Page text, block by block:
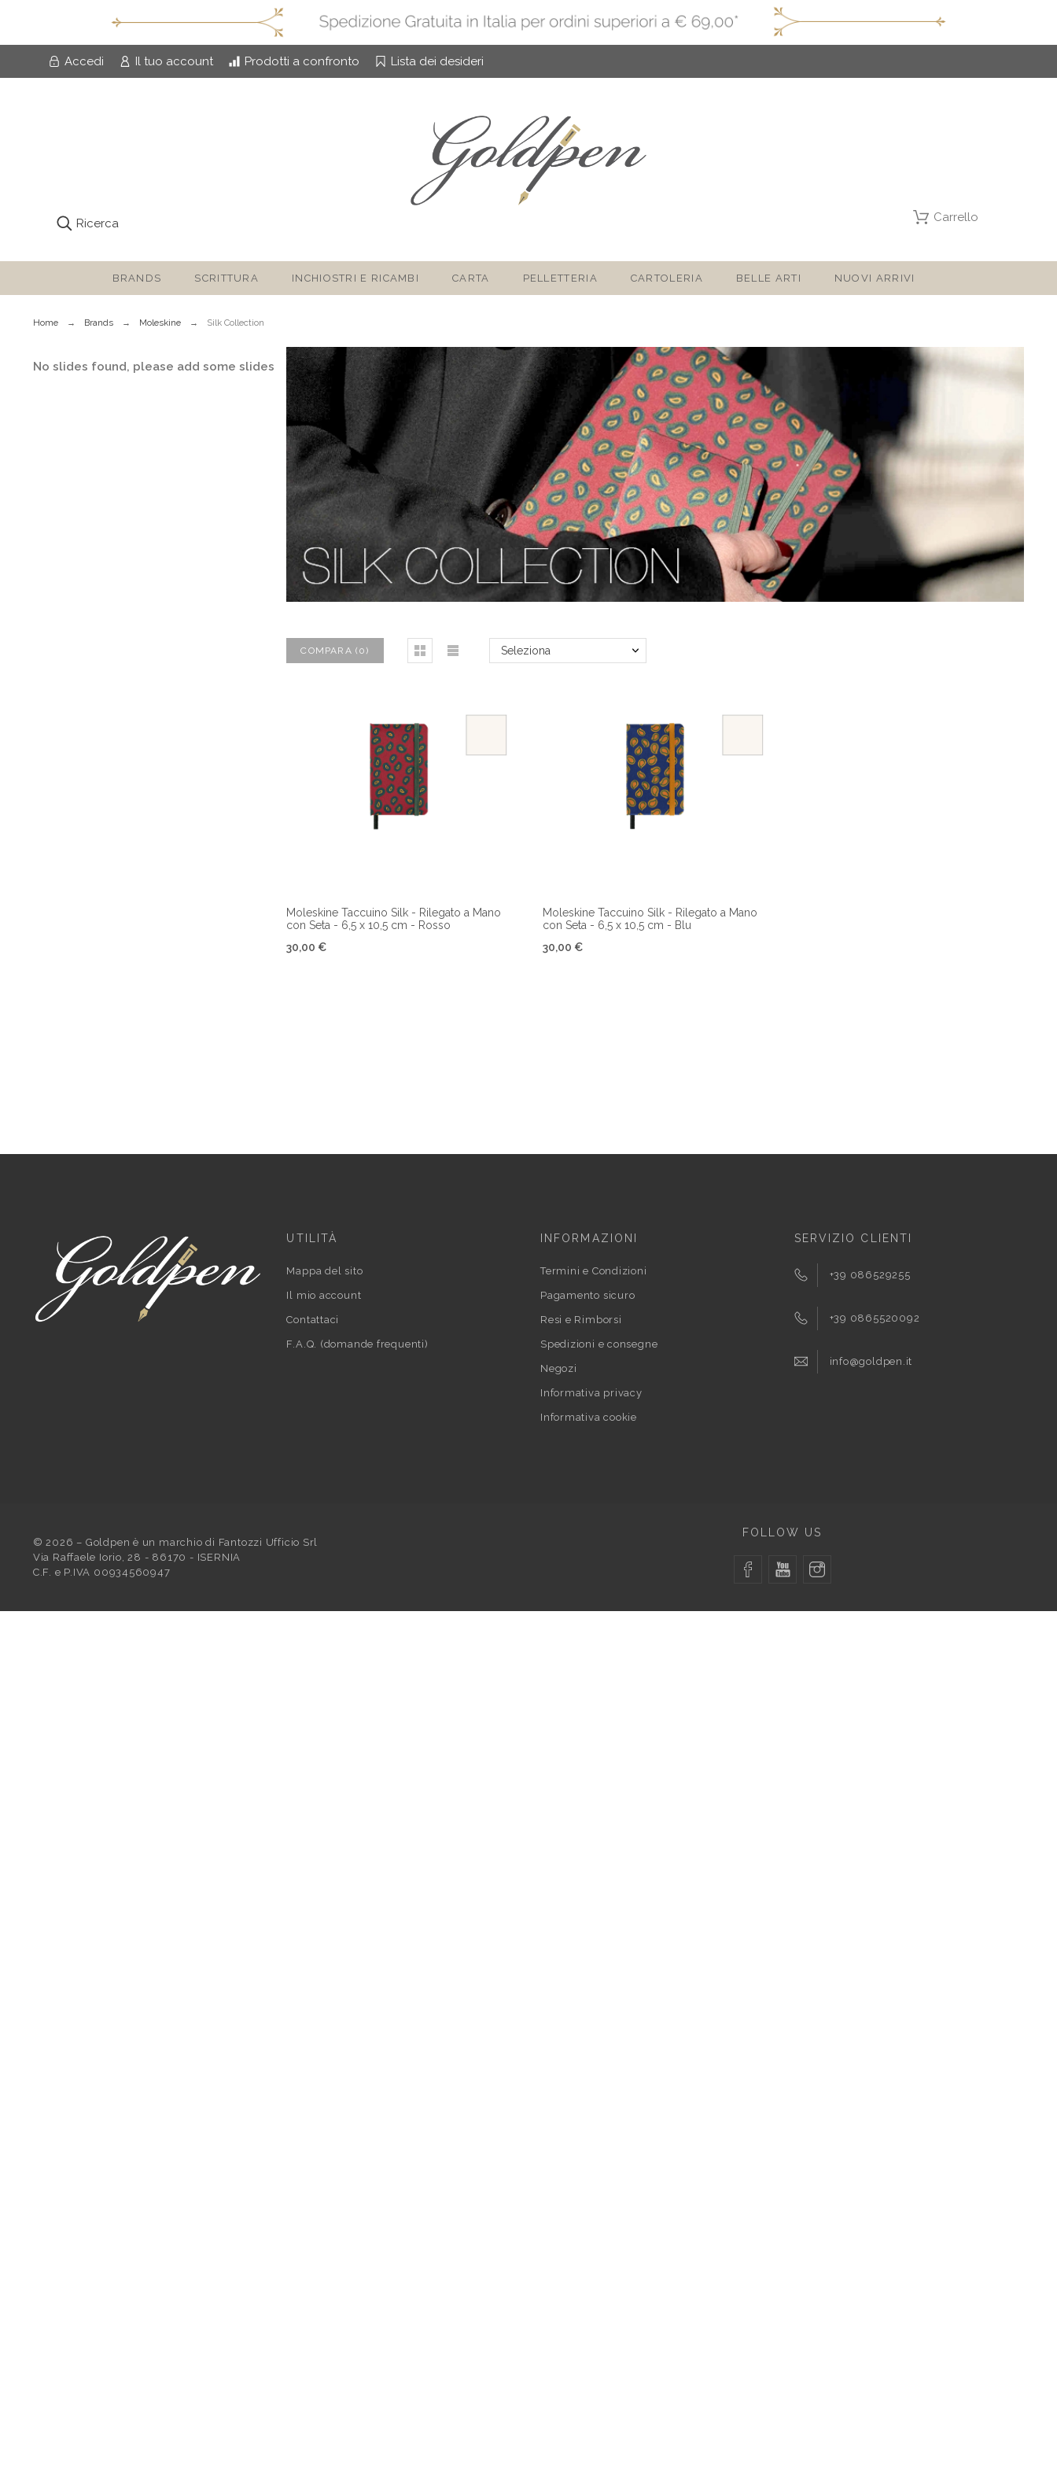
Accedi Il tuo account Prodotti a confronto Lista dei desideri
Ricerca Carrello
BRANDS SCRITTURA INCHIOSTRI E RICAMBI CARTA PELLETTERIA CARTOLERIA BELLE ARTI NUOVI ARRIVI
No slides found, please add some slides
Home Brands Moleskine Silk Collection
COMPARA ( 0 ) Seleziona
Moleskine Taccuino Silk - Rilegato a Mano
con Seta - 6,5 x 10,5 cm - Rosso
30,00 €
Moleskine Taccuino Silk - Rilegato a Mano
con Seta - 6,5 x 10,5 cm - Blu
30,00 €
UTILITÀ
Mappa del sito
Il mio account
Contattaci
F.A.Q. (domande frequenti)
INFORMAZIONI
Termini e Condizioni
Pagamento sicuro
Resi e Rimborsi
Spedizioni e consegne
Negozi
Informativa privacy
Informativa cookie
SERVIZIO CLIENTI
+39 086529255
+39 0865520092
info@goldpen.it
© 2026 – Goldpen è un marchio di Fantozzi Ufficio Srl
Via Raffaele Iorio, 28 - 86170 - ISERNIA
C.F. e P.IVA 00934560947
FOLLOW US